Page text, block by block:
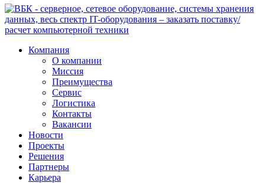
Компания
О компании
Миссия
Преимущества
Сервис
Логистика
Контакты
Вакансии
Новости
Проекты
Решения
Партнеры
Карьера